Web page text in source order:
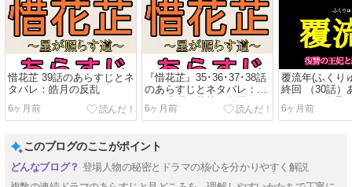
惜花芷 39話のあらすじとネ
タバレ：皓月の反乱
6ヶ月前
『惜花芷』35･36･37･38話
のあらすじとネタバレ：皓
月の暗躍で花芷が危機に
6ヶ月前
覆流年(ふくり
終回 （30話）
タバレ：穆澤
と安然の復讐
6ヶ月前
このブログのここがポイント
登場人物の秘密とドラマの核心を分かりやすく解説